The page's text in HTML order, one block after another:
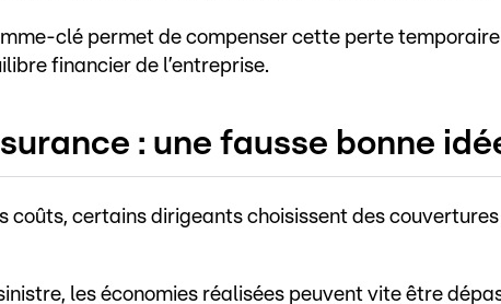
clé permet de compenser cette perte
financier de l’entreprise.
: une fausse bonne
coûts, certains dirigeants choisissent des
les économies réalisées peuvent vite être